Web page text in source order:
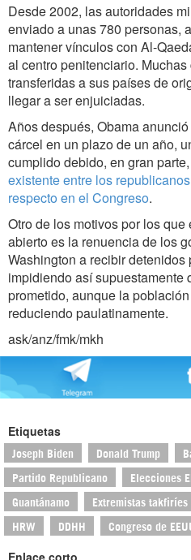
Desde 2002, las autoridades
enviado a unas 780 personas,
mantener vínculos con Al-
al centro penitenciario.
transferidas a sus países de
llegar a ser enjuiciadas.
Años después, Obama
cárcel en un plazo de un año,
cumplido debido, en gran
existente entre los
respecto en el Congreso.
Otro de los motivos por los
abierto es la renuencia de los
Washington a recibir
impidiendo así supuestamente
prometido, aunque la
reduciendo paulatinamente.
ask/anz/fmk/mkh
Etiquetas
Joseph Biden Donald Trump
Partido Republicano Elecciones
Guantánamo Extremistas takfiríes
HRW DDHH Congreso de